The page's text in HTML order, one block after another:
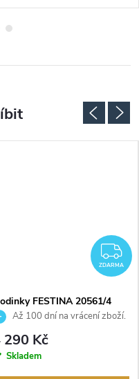
ZDARMA
FESTINA 20561/4
Až 100 dní na vrácení zboží.
prodejce.
290 Kč
Skladem